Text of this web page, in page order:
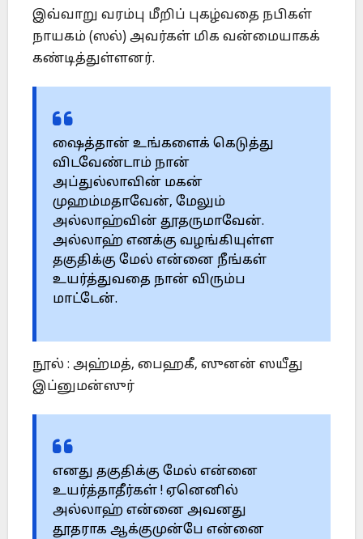
இவ்வாறு வரம்பு மீறிப் புகழ்வதை நபிகள்
நாயகம் (ஸல்) அவர்கள் மிக வன்மையாகக்
கண்டித்துள்ளனர்.
ஷைத்தான் உங்களைக் கெடுத்து
விடவேண்டாம் நான்
அப்துல்லாவின் மகன்
முஹம்மதாவேன், மேலும்
அல்லாஹ்வின் தூதருமாவேன்.
அல்லாஹ் எனக்கு வழங்கியுள்ள
தகுதிக்கு மேல் என்னை நீங்கள்
உயர்த்துவதை நான் விரும்ப
மாட்டேன்.
நூல் : அஹ்மத், பைஹகீ, ஸுனன் ஸயீது
இப்னுமன்ஸுர்
எனது தகுதிக்கு மேல் என்னை
உயர்த்தாதீர்கள் ! ஏனெனில்
அல்லாஹ் என்னை அவனது
தூதராக ஆக்குமுன்பே என்னை